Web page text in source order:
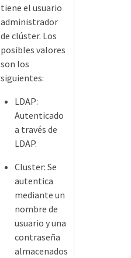
tiene el usuario
administrador
de clúster. Los
posibles valores
son los
siguientes:
LDAP:
Autenticado
a través de
LDAP.
Cluster: Se
autentica
mediante un
nombre de
usuario y una
contraseña
almacenados